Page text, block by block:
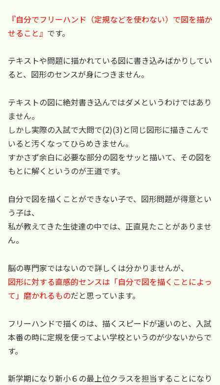
『自分でフリーハンド（定規などを使わない）で図を描か
せること』 です。
テキストや問題に描かれている図に書き込みばかりしてい
ると、図形のセンスが身につきません。
テキストの図に絶対書き込んではダメというわけではあり
ません。
しかし実際の入試で大問で(2)(3)と同じ図形に描きこんで
いると汚くなってひらめきません。
すかさず余白に必要な部分の図をサッと描いて、その図を
もとに解くというのが王道です。
自分で図を描くことができない子で、図形問題が得意とい
う子は、
私が教えてきた生徒達の中では、正直見たことがありませ
ん。
脳の専門家ではないので詳しくは分かりませんが、
図形に対する直感的センスは「自分で図を描くことによっ
て」磨かれるものだと思っています。
フリーハンドで描くのは、描くスピードが速いのと、入試
本番の時に定規を使ってよい学校というのが少ないからで
す。
新学期になり新小６の最上位クラスを担当することになり